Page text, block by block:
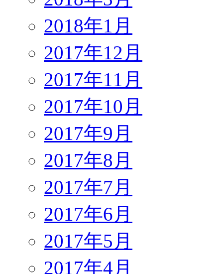
2018年1月
2017年12月
2017年11月
2017年10月
2017年9月
2017年8月
2017年7月
2017年6月
2017年5月
2017年4月